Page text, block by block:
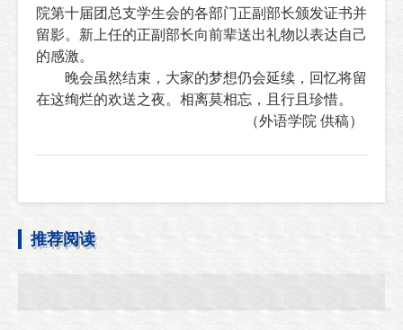
院第十届团总支学生会的各部门正副部长颁发证书并
留影。新上任的正副部长向前辈送出礼物以表达自己
的感激。
晚会虽然结束，大家的梦想仍会延续，回忆将留
在这绚烂的欢送之夜。相离莫相忘，且行且珍惜。
（外语学院 供稿）
推荐阅读